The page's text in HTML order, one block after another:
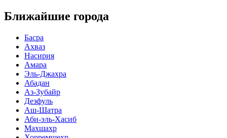
Ближайшие города
Басра
Ахваз
Насирия
Амара
Эль-Джахра
Абадан
Аз-Зубайр
Дезфуль
Аш-Шатра
Аби-эль-Хасиб
Махшахр